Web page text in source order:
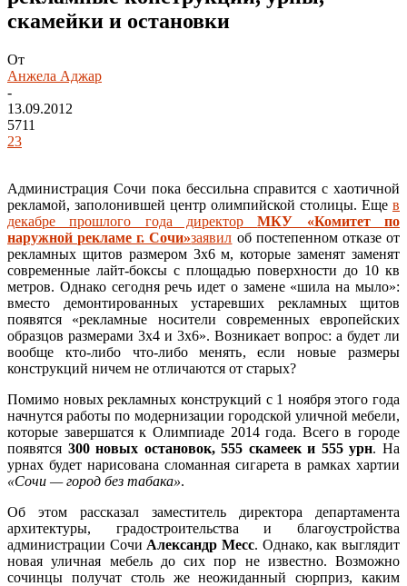
скамейки и остановки
От
Анжела Аджар
-
13.09.2012
5711
23
Администрация Сочи пока бессильна справится с хаотичной
рекламой, заполонившей центр олимпийской столицы. Еще в
декабре прошлого года директорМКУ «Комитет по
наружной рекламе г. Сочи»заявил об постепенном отказе от
рекламных щитов размером 3х6 м, которые заменят заменят
современные лайт-боксы с площадью поверхности до 10 кв
метров. Однако сегодня речь идет о замене «шила на мыло»:
вместо демонтированных устаревших рекламных щитов
появятся «рекламные носители современных европейских
образцов размерами 3х4 и 3х6». Возникает вопрос: а будет ли
вообще кто-либо что-либо менять, если новые размеры
конструкций ничем не отличаются от старых?
Помимо новых рекламных конструкций с 1 ноября этого года
начнутся работы по модернизации городской уличной мебели,
которые завершатся к Олимпиаде 2014 года. Всего в городе
появятся 300 новых остановок, 555 скамеек и 555 урн. На
урнах будет нарисована сломанная сигарета в рамках хартии
«Сочи — город без табака».
Об этом рассказал заместитель директора департамента
архитектуры, градостроительства и благоустройства
администрации Сочи Александр Месс. Однако, как выглядит
новая уличная мебель до сих пор не известно. Возможно
сочинцы получат столь же неожиданный сюрприз, каким